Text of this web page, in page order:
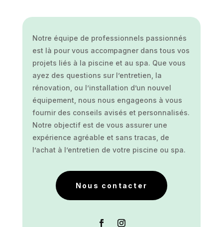
Notre équipe de professionnels passionnés
est là pour vous accompagner dans tous vos
projets liés à la piscine et au spa. Que vous
ayez des questions sur l’entretien, la
rénovation, ou l’installation d’un nouvel
équipement, nous nous engageons à vous
fournir des conseils avisés et personnalisés.
Notre objectif est de vous assurer une
expérience agréable et sans tracas, de
l’achat à l’entretien de votre piscine ou spa.
Nous contacter